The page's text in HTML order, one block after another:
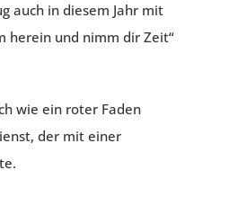
auch in diesem Jahr mit
herein und nimm dir Zeit“
wie ein roter Faden
der mit einer